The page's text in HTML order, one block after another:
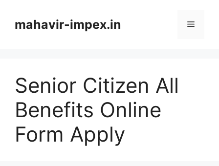
contentmahavir-impex.in Menu
Senior Citizen All
Benefits Online
Form Apply